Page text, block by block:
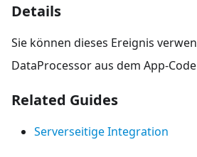
Details
Sie können dieses Ereignis
DataProcessor aus dem App-
Related Guides
Serverseitige Integration